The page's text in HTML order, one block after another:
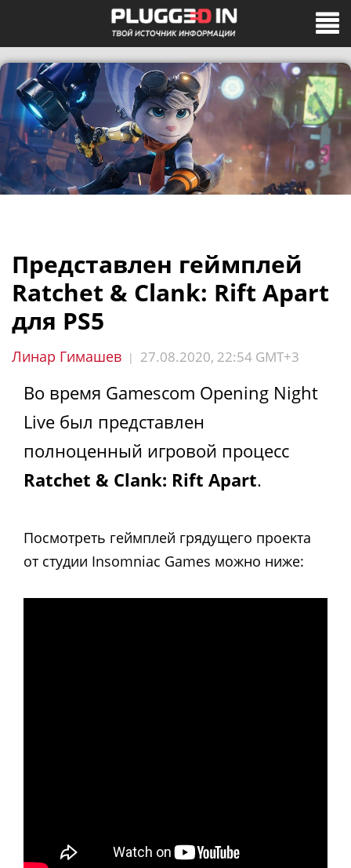
Представлен геймплей
Ratchet & Clank: Rift Apart
для PS5
Линар Гимашев | 27.08.2020, 22:54 GMT+3
Во время Gamescom Opening Night
Live был представлен
полноценный игровой процесс
Ratchet & Clank: Rift Apart.
Посмотреть геймплей грядущего проекта
от студии Insomniac Games можно ниже: